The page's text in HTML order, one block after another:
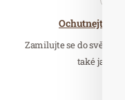
Ochutnejte
Zamilujte se do svěží,
také jako